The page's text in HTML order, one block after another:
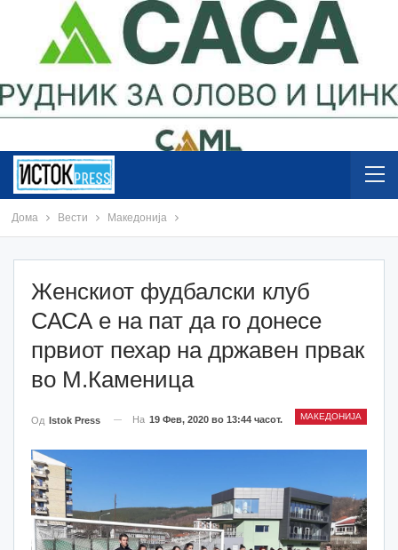
Дома Вести Македонија
Женскиот фудбалски клуб
САСА е на пат да го донесе
првиот пехар на државен првак
во М.Каменица
МАКЕДОНИЈА
Од Istok Press На 19 Фев, 2020 во 13:44 часот.